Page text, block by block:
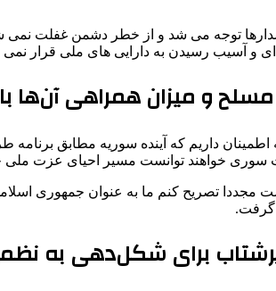
توجه می شد و از خطر دشمن غفلت
و آسیب رسیدن به دارایی های ملی قرار
و میزان همراهی آن‌ها
اطمینان داریم که آینده سوریه مطابق
خواهند توانست مسیر احیای عزت ملی
مجددا تصریح کنم ما به عنوان جمهوری
گرفت.
برای شکل‌دهی به